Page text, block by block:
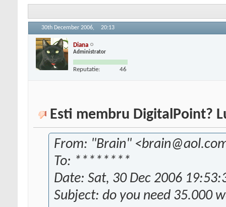
30th December 2006, 20:13
Diana
Administrator
Reputatie: 46
Esti membru DigitalPoint?
From: "Brain"
To: ********
Date: Sat, 30 Dec 2006
Subject: do you need 35.000